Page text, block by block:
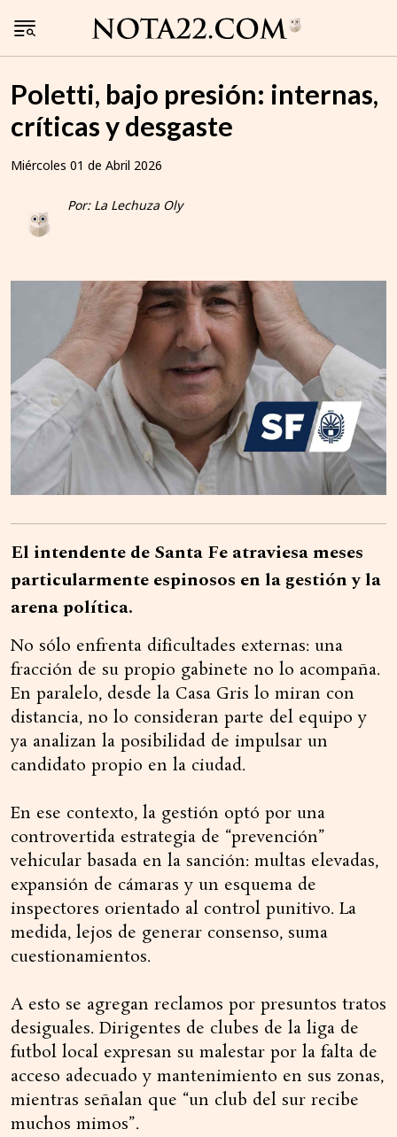
Poletti, bajo presión: internas,
críticas y desgaste
Miércoles 01 de Abril 2026
Por: La Lechuza Oly
El intendente de Santa Fe atraviesa meses
particularmente espinosos en la gestión y la
arena política.
No sólo enfrenta dificultades externas: una
fracción de su propio gabinete no lo acompaña.
En paralelo, desde la Casa Gris lo miran con
distancia, no lo consideran parte del equipo y
ya analizan la posibilidad de impulsar un
candidato propio en la ciudad.
En ese contexto, la gestión optó por una
controvertida estrategia de “prevención”
vehicular basada en la sanción: multas elevadas,
expansión de cámaras y un esquema de
inspectores orientado al control punitivo. La
medida, lejos de generar consenso, suma
cuestionamientos.
A esto se agregan reclamos por presuntos tratos
desiguales. Dirigentes de clubes de la liga de
futbol local expresan su malestar por la falta de
acceso adecuado y mantenimiento en sus zonas,
mientras señalan que “un club del sur recibe
muchos mimos”.